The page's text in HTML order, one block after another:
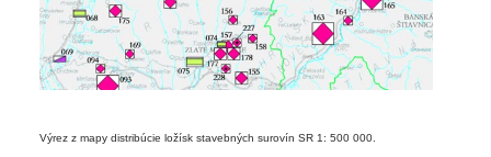
Výrez z mapy distribúcie ložísk stavebných surovín SR 1: 500 000.